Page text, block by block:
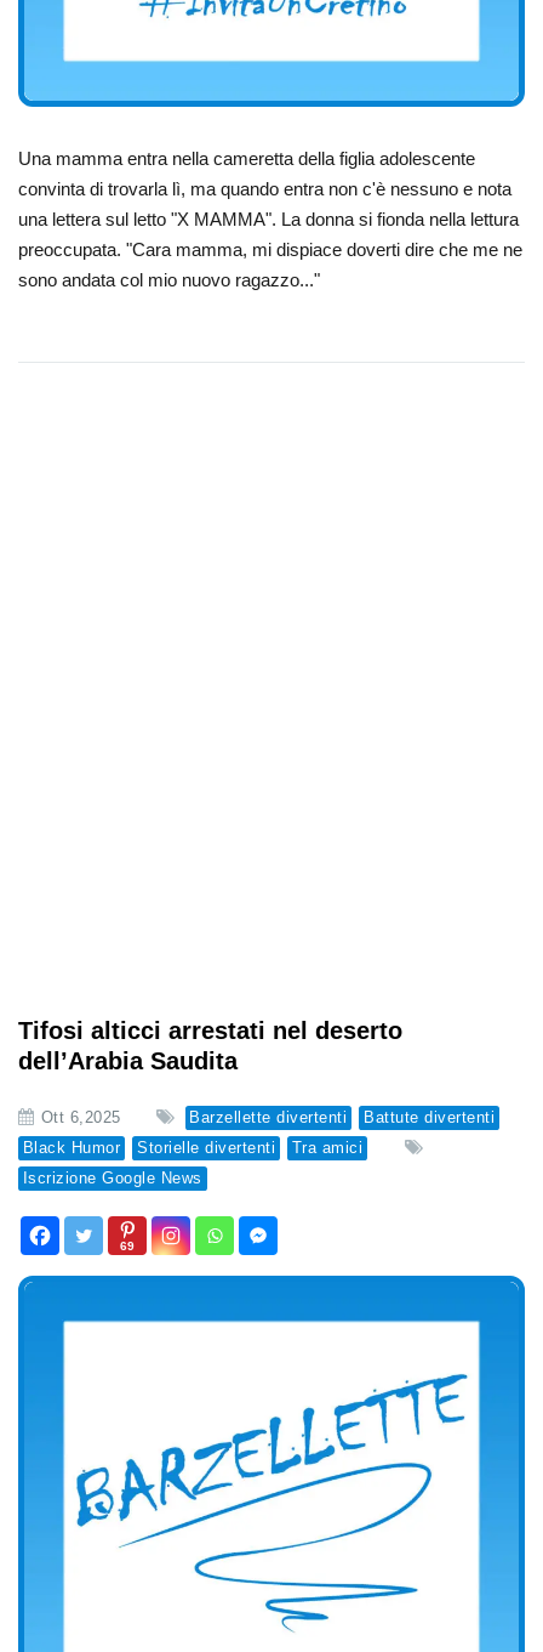
Una mamma entra nella cameretta della figlia adolescente
convinta di trovarla lì, ma quando entra non c'è nessuno e nota
una lettera sul letto "X MAMMA". La donna si fionda nella lettura
preoccupata. "Cara mamma, mi dispiace doverti dire che me ne
sono andata col mio nuovo ragazzo..."
Tifosi alticci arrestati nel deserto
dell’Arabia Saudita
Ott 6,2025 Barzellette divertenti
Battute divertenti
Black Humor
Storielle divertenti
Tra amici
Iscrizione Google News
69